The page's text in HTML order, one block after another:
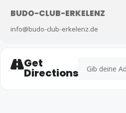
BUDO-CLUB-ERKELENZ
info@budo-club-erkelenz.de
Get
Directions
Address -